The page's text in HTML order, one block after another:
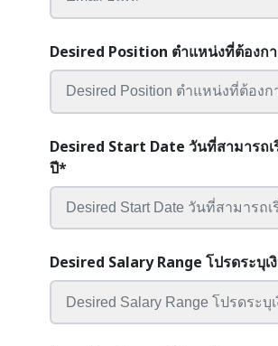
Desired Position ตำแหน่งที่ต้องก
Desired Start Date วันที่สามารถเ
ปี*
Desired Salary Range โปรดระบุเ